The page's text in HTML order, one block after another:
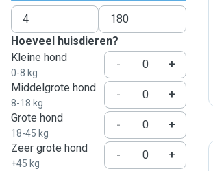
Hoeveel huisdieren?
Kleine hond
0-8 kg
-
+
Middelgrote hond
8-18 kg
-
+
Grote hond
18-45 kg
-
+
Zeer grote hond
+45 kg
-
+